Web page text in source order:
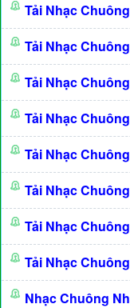
Tải Nhạc
Tải Nhạc
Tải Nhạc
Tải Nhạc
Tải Nhạc
Tải Nhạc
Tải Nhạc
Tải Nhạc
Nhạc Chuông